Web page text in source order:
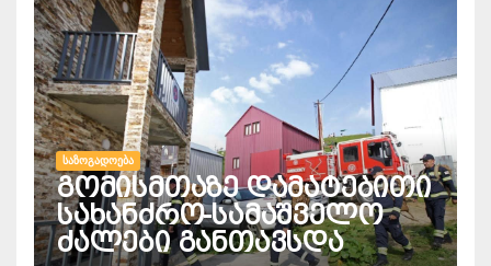
ᲡᲐᲖᲝᲒᲐᲓᲝᲔᲑᲐ
გომისმთაზე დამატებითი
სახანძრო-სამაშველო
ძალები განთავსდა